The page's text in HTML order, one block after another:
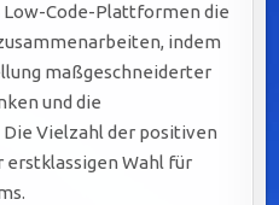
Code-Plattformen die
indem
maßgeschneiderter
und die
Vielzahl der positiven
erstklassigen Wahl für